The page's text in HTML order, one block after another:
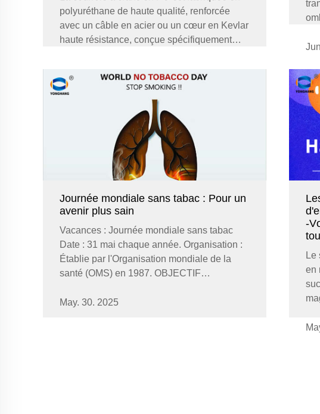
polyuréthane de haute qualité, renforcée
avec un câble en acier ou un cœur en Kevlar
haute résistance, conçue spécifiquement
fonctionnement stable : insensible aux
variations de température...
Journée mondiale sans tabac : Pour un
avenir plus sain
Vacances : Journée mondiale sans tabac
Date : 31 mai chaque année. Organisation :
Établie par l'Organisation mondiale de la
santé (OMS) en 1987. OBJECTIF
risques mortels liés à l'utilisation du tabac et
May. 30. 2025
-
Le
en